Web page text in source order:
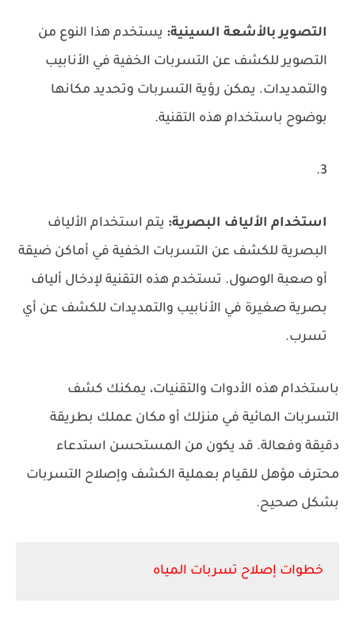
التصوير بالأشعة السينية: يستخدم هذا النوع من
التصوير للكشف عن التسربات الخفية في الأنابيب
والتمديدات. يمكن رؤية التسربات وتحديد مكانها
بوضوح باستخدام هذه التقنية.
استخدام الألياف البصرية: يتم استخدام الألياف
البصرية للكشف عن التسربات الخفية في أماكن ضيقة
أو صعبة الوصول. تستخدم هذه التقنية لإدخال ألياف
بصرية صغيرة في الأنابيب والتمديدات للكشف عن أي
تسرب.
باستخدام هذه الأدوات والتقنيات، يمكنك كشف
التسربات المائية في منزلك أو مكان عملك بطريقة
دقيقة وفعالة. قد يكون من المستحسن استدعاء
محترف مؤهل للقيام بعملية الكشف وإصلاح التسربات
بشكل صحيح.
خطوات إصلاح تسربات المياه